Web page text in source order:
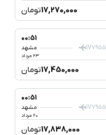
17,270,000تومان
00:51
IV7955 مشهد
۲۳ مرداد
17,450,000تومان
00:51
IV7955 مشهد
۲۰ مرداد
17,838,000تومان